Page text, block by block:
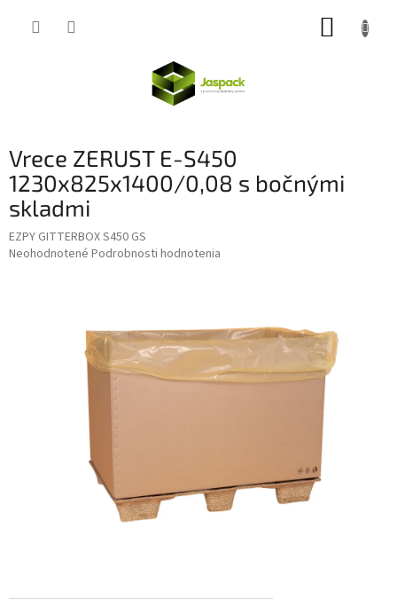
Vrece ZERUST E-S450
1230x825x1400/0,08 s bočnými
skladmi
EZPY GITTERBOX S450 GS
Priemerné
Neohodnotené Podrobnosti hodnotenia